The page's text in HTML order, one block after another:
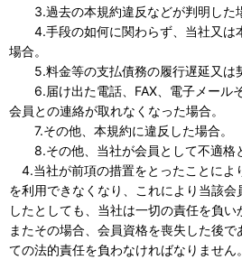
3.過去の本規約違反などが判明した
4.手段の如何に関わらず、当社又は
場合。
5.料金等の支払債務の履行遅延又は
6.届け出た電話、FAX、電子メールそ
会員との連絡が取れなくなった場合。
7.その他、本規約に違反した場合。
8.その他、当社が会員として不適格と
4.当社が前項の措置をとったことによ
を利用できなくなり、これにより当該
したとしても、当社は一切の責任を負い
またその場合、会員資格を喪失した後
ての法的責任を負わなければなりません。